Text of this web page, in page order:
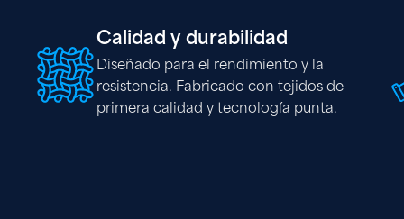
Calidad y durabilidad
Diseñado para el rendimiento y la
resistencia. Fabricado con tejidos de
primera calidad y tecnología punta.